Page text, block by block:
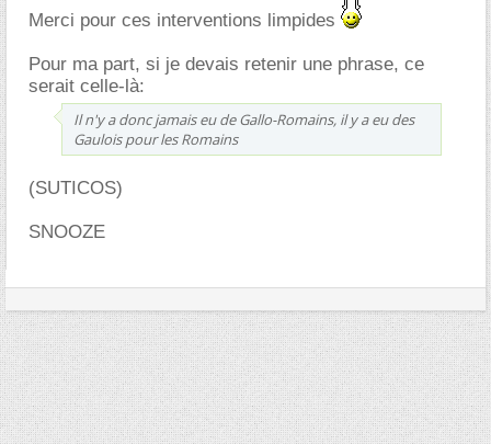
Merci pour ces interventions limpides
Pour ma part, si je devais retenir une phrase, ce
serait celle-là:
Il n'y a donc jamais eu de Gallo-Romains, il y a eu des
Gaulois pour les Romains
(SUTICOS)
SNOOZE